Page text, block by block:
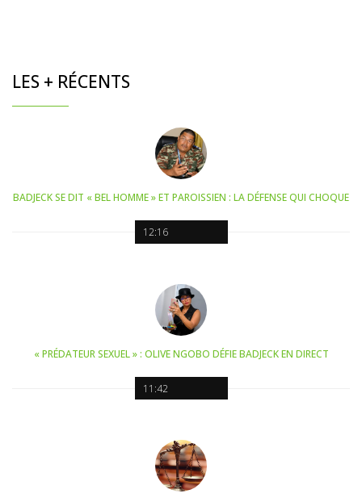
LES + RÉCENTS
12:16
BADJECK SE DIT « BEL HOMME » ET PAROISSIEN : LA DÉFENSE QUI CHOQUE
11:42
« PRÉDATEUR SEXUEL » : OLIVE NGOBO DÉFIE BADJECK EN DIRECT